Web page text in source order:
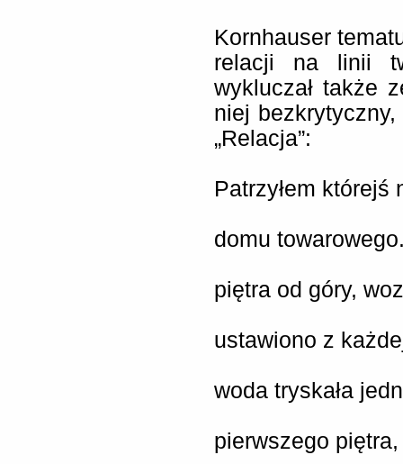
Kornhauser
relacji na linii
wykluczał także
niej
„Relacja”:
Patrzyłem którejś
domu
piętra od góry,
ustawiono z
woda tryskała
pierwszego